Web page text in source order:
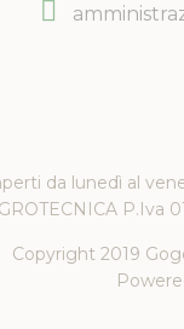
da lunedì al
P.Iva
Copyright 2019